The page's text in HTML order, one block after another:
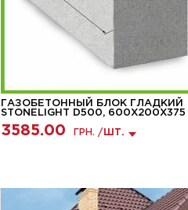
ГАЗОБЕТОННЫЙ БЛОК ГЛАДКИЙ
STONELIGHT D500, 600Х200Х375
3585.00 ГРН. / ШТ.